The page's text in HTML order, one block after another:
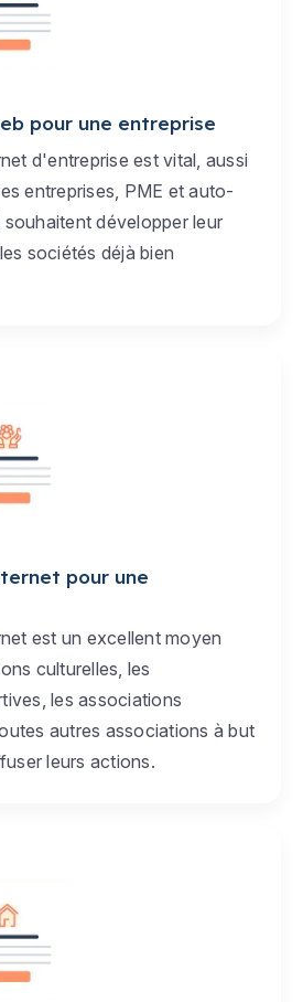
pour une entreprise
d'entreprise est vital, aussi
entreprises, PME et auto-
développer leur
sociétés déjà bien
pour une
est un excellent moyen
culturelles, les
les associations
autres associations à but
leurs actions.